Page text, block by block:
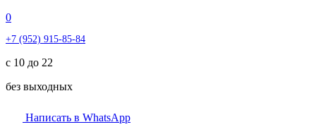
0
+7 (952) 915-85-84
с 10 до 22
без выходных
Написать в WhatsApp